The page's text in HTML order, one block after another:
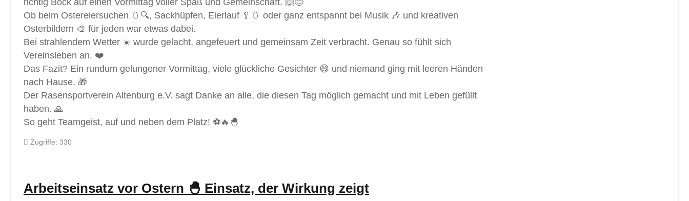
richtig Bock auf einen Vormittag voller Spaß und Gemeinschaft. 🙌😊
Ob beim Ostereiersuchen 🥚🔍, Sackhüpfen, Eierlauf 🥄🥚 oder ganz entspannt bei Musik 🎶 und kreativen
Osterbildern 🎨 für jeden war etwas dabei.
Bei strahlendem Wetter ☀️ wurde gelacht, angefeuert und gemeinsam Zeit verbracht. Genau so fühlt sich
Vereinsleben an. ❤️
Das Fazit? Ein rundum gelungener Vormittag, viele glückliche Gesichter 😄 und niemand ging mit leeren Händen
nach Hause. 🎁
Der Rasensportverein Altenburg e.V. sagt Danke an alle, die diesen Tag möglich gemacht und mit Leben gefüllt
haben. 🙏
So geht Teamgeist, auf und neben dem Platz! ⚽🔥🐣
Zugriffe: 330
Arbeitseinsatz vor Ostern 🐣 Einsatz, der Wirkung zeigt